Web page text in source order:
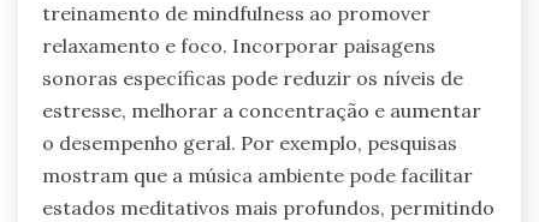
treinamento de mindfulness ao promover
relaxamento e foco. Incorporar paisagens
sonoras específicas pode reduzir os níveis de
estresse, melhorar a concentração e aumentar
o desempenho geral. Por exemplo, pesquisas
mostram que a música ambiente pode facilitar
estados meditativos mais profundos, permitindo